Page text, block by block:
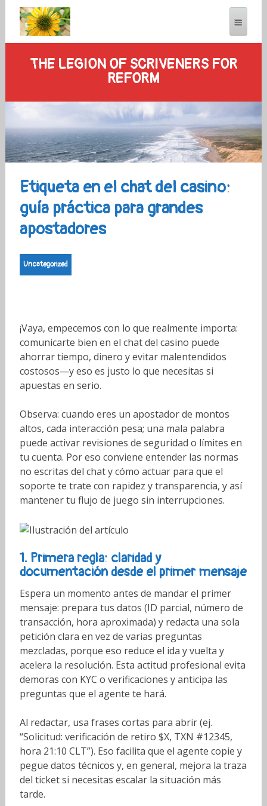
THE LEGION OF SCRIVENERS FOR
REFORM
Etiqueta en el chat del casino:
guía práctica para grandes
apostadores
Uncategorized
¡Vaya, empecemos con lo que realmente importa:
comunicarte bien en el chat del casino puede
ahorrar tiempo, dinero y evitar malentendidos
costosos—y eso es justo lo que necesitas si
apuestas en serio.
Observa: cuando eres un apostador de montos
altos, cada interacción pesa; una mala palabra
puede activar revisiones de seguridad o límites en
tu cuenta. Por eso conviene entender las normas
no escritas del chat y cómo actuar para que el
soporte te trate con rapidez y transparencia, y así
mantener tu flujo de juego sin interrupciones.
1. Primera regla: claridad y
documentación desde el primer mensaje
Espera un momento antes de mandar el primer
mensaje: prepara tus datos (ID parcial, número de
transacción, hora aproximada) y redacta una sola
petición clara en vez de varias preguntas
mezcladas, porque eso reduce el ida y vuelta y
acelera la resolución. Esta actitud profesional evita
demoras con KYC o verificaciones y anticipa las
preguntas que el agente te hará.
Al redactar, usa frases cortas para abrir (ej.
“Solicitud: verificación de retiro $X, TXN #12345,
hora 21:10 CLT”). Eso facilita que el agente copie y
pegue datos técnicos y, en general, mejora la traza
del ticket si necesitas escalar la situación más
tarde.